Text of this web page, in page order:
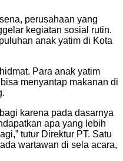
perusahaan yang
kegiatan sosial rutin.
anak yatim di Kota
Para anak yatim
menyantap makanan di
karena pada dasarnya
apa yang lebih
tutur Direktur PT. Satu
wartawan di sela acara,